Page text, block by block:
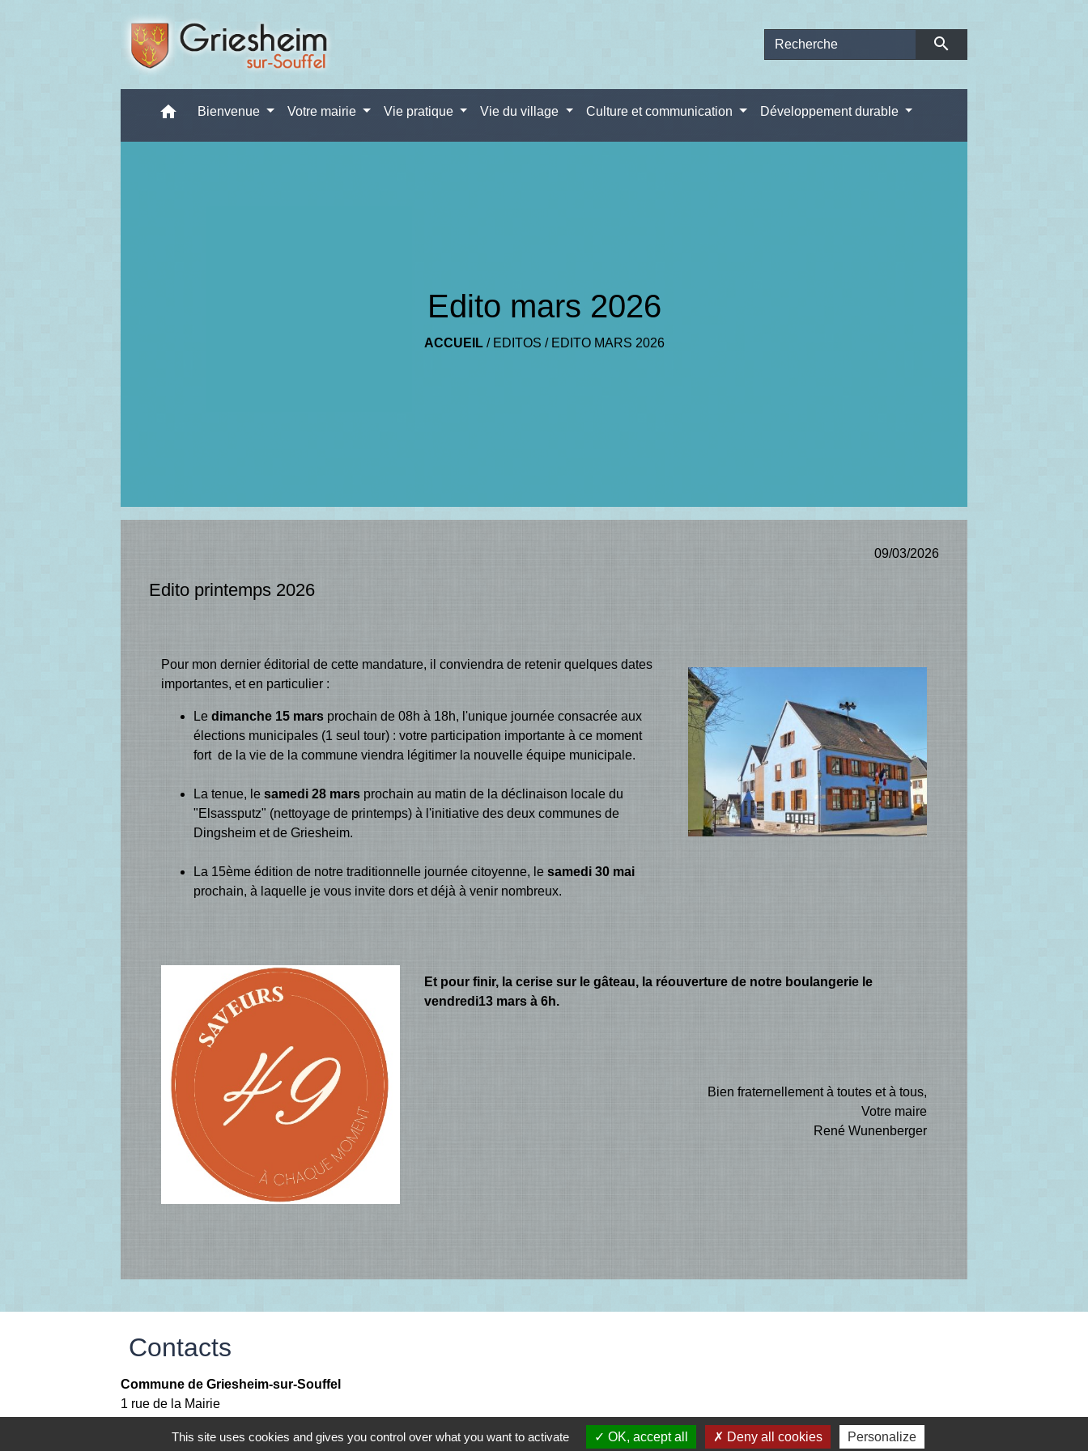
search
home Bienvenue Votre mairie Vie pratique Vie du village Culture et communication Développement durable
Edito mars 2026
ACCUEIL/ EDITOS / EDITO MARS 2026
09/03/2026
Edito printemps 2026
Pour mon dernier éditorial de cette mandature, il conviendra de retenir quelques dates
importantes, et en particulier :
Ledimanche 15 mars prochain de 08h à 18h, l'unique journée consacrée aux
élections municipales (1 seul tour) : votre participation importante à ce moment
fort de la vie de la commune viendra légitimer la nouvelle équipe municipale.
La tenue, le samedi 28 mars prochain au matin de la déclinaison locale du
"Elsassputz" (nettoyage de printemps) à l'initiative des deux communes de
Dingsheim et de Griesheim.
La 15ème édition de notre traditionnelle journée citoyenne, lesamedi 30 mai
prochain, à laquelle je vous invite dors et déjà à venir nombreux.
Et pour finir, la cerise sur le gâteau, la réouverture de notre boulangerie le
vendredi13 mars à 6h.
Bien fraternellement à toutes et à tous,
Votre maire
René Wunenberger
Contacts
Commune de Griesheim-sur-Souffel
1 rue de la Mairie
This site uses cookies and gives you control over what you want to activate OK, accept all Deny all cookies Personalize